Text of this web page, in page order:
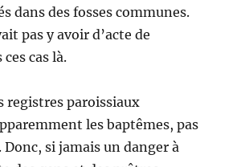
dans des fosses communes.
pas y avoir d’acte de
cas là.
registres paroissiaux
les baptêmes, pas
Donc, si jamais un danger à